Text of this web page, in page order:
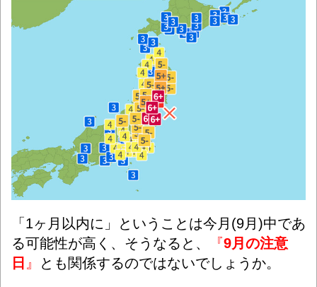
「1ヶ月以内に」ということは今月(9月)中であ
る可能性が高く、そうなると、
『9月の注意
日 』 とも関係するのではないでしょうか。